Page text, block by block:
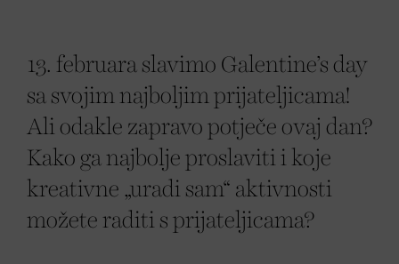
13. februara slavimo Galentine’s day
sa svojim najboljim prijateljicama!
Ali odakle zapravo potječe ovaj dan?
Kako ga najbolje proslaviti i koje
kreativne „uradi sam“ aktivnosti
možete raditi s prijateljicama?